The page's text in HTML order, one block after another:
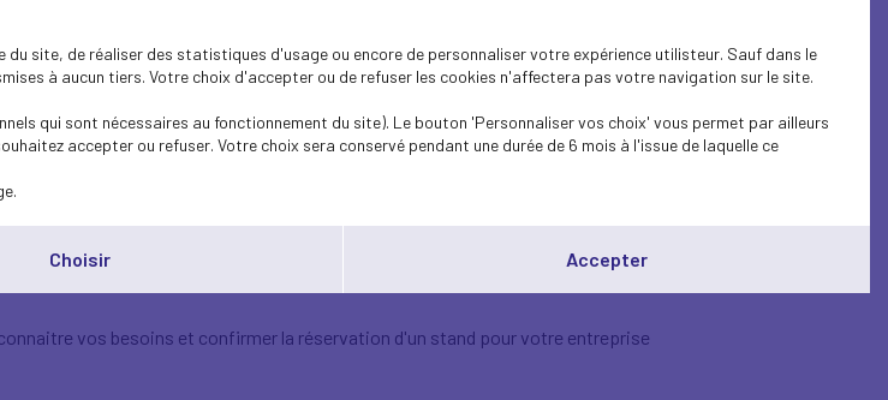
pour une durée limitée).
vos besoins et confirmer la réservation d'un stand pour votre entreprise
site, de réaliser des statistiques d'usage ou encore de personnaliser votre expérience utilisteur. Sauf dans le
à aucun tiers. Votre choix d'accepter ou de refuser les cookies n'affectera pas votre navigation sur le site.
qui sont nécessaires au fonctionnement du site). Le bouton 'Personnaliser vos choix' vous permet par ailleurs
accepter ou refuser. Votre choix sera conservé pendant une durée de 6 mois à l'issue de laquelle ce
Choisir Accepter